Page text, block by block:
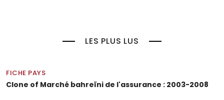
LES PLUS LUS
FICHE PAYS
Clone of Marché bahreïni de l'assurance : 2003-2008